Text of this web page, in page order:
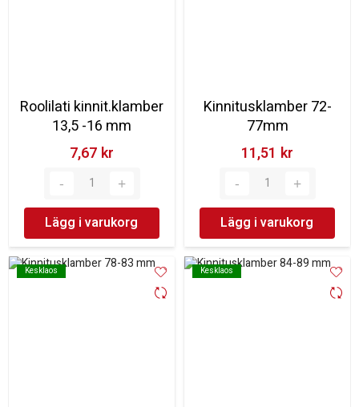
Roolilati kinnit.klamber
13,5 -16 mm
7,67 kr‎
Lägg i varukorg
Kinnitusklamber 72-
77mm
11,51 kr‎
Lägg i varukorg
Kesklaos
Kesklaos Kesklaos
Kesklaos